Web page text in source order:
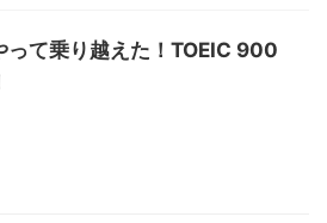
って乗り越えた！TOEIC 900